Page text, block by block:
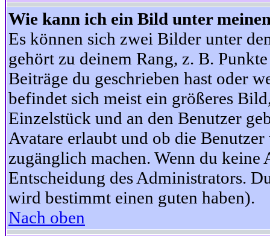
Wie kann ich ein Bild unter
Es können sich zwei Bilder unter
gehört zu deinem Rang, z. B.
Beiträge du geschrieben hast oder
befindet sich meist ein größeres
Einzelstück und an den Benutzer
Avatare erlaubt und ob die
zugänglich machen. Wenn du keine
Entscheidung des Administrators.
wird bestimmt einen guten haben).
Nach oben